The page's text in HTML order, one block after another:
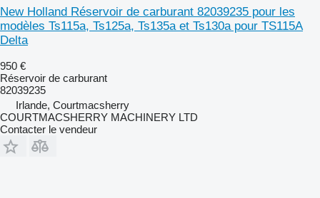
New Holland Réservoir de carburant 82039235 pour les
modèles Ts115a, Ts125a, Ts135a et Ts130a pour TS115A
Delta
950 €
Réservoir de carburant
82039235
Irlande, Courtmacsherry
COURTMACSHERRY MACHINERY LTD
Contacter le vendeur